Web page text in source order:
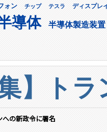
ォン チップ テスラ ディスプレ
導体 半導体製造装置
集】ト
への新政令に署名